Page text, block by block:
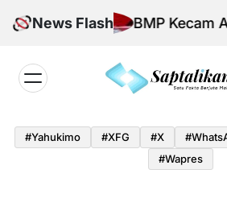
News FlashBMP Kecam Aksi
#yahukimo #XFG #x
#Wapres